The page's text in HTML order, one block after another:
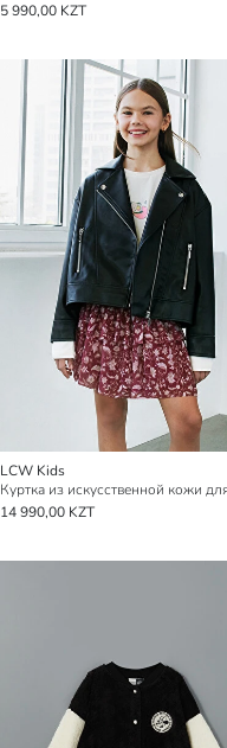
5 990,00 KZT
LCW Kids
14 990,00 KZT